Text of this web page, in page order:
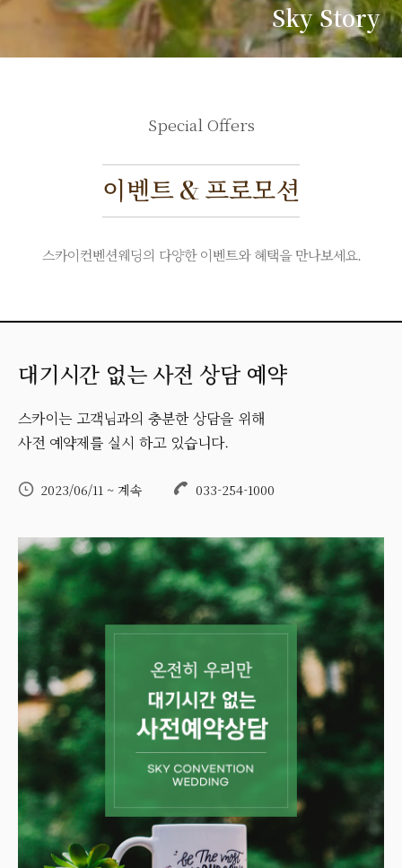
Sky Story
Special Offers
이벤트 & 프로모션
스카이컨벤션웨딩의 다양한 이벤트와 혜택을 만나보세요.
대기시간 없는 사전 상담 예약
스카이는 고객님과의 충분한 상담을 위해
사전 예약제를 실시 하고 있습니다.
2023/06/11 ~ 계속 033-254-1000